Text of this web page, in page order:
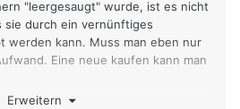
"leergesaugt" wurde, ist es nicht
sie durch ein vernünftiges
werden kann. Muss man eben nur
Eine neue kaufen kann man
Erweitern